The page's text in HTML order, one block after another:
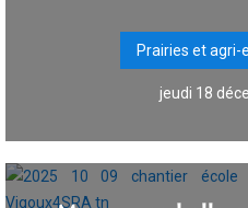
Prairies et
jeudi 18